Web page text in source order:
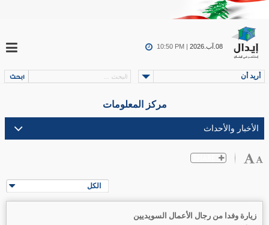
08.آب.2026 10:50 PM |
أريد أن
مركز المعلومات
الكل
زيارة وفدا من رجال الأعمال السويديين